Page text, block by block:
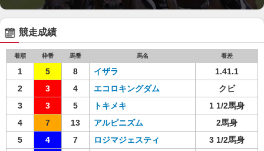
競走成績
着順 枠番 馬番 馬名 着差
1 5 8 イザラ
1.41.1
2
3 4 エコロキングダム
クビ
3
3 5 トキメキ
1 1/2馬身
4
7 13 アルピニズム
2馬身
5
4 7 ロジマジェスティ
3 1/2馬身